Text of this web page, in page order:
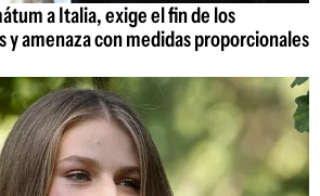
a Italia, exige el fin de los
amenaza con medidas proporcionales